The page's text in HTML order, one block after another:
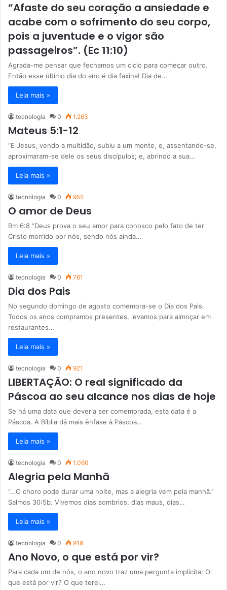
“Afaste do seu coração a ansiedade e
acabe com o sofrimento do seu corpo,
pois a juventude e o vigor são
passageiros”. (Ec 11:10)
Agrada-me pensar que fechamos um ciclo para começar outro.
Então esse último dia do ano é dia faxina! Dia de…
Leia mais »
tecnologia 0 1.263
Mateus 5:1-12
“E Jesus, vendo a multidão, subiu a um monte, e, assentando-se,
aproximaram-se dele os seus discípulos; e, abrindo a sua…
Leia mais »
tecnologia 0 955
O amor de Deus
Rm 6:8 “Deus prova o seu amor para conosco pelo fato de ter
Cristo morrido por nós, sendo nós ainda…
Leia mais »
tecnologia 0 761
Dia dos Pais
No segundo domingo de agosto comemora-se o Dia dos Pais.
Todos os anos compramos presentes, levamos para almoçar em
restaurantes…
Leia mais »
tecnologia 0 921
LIBERTAÇÃO: O real significado da
Páscoa ao seu alcance nos dias de hoje
Se há uma data que deveria ser comemorada, esta data é a
Páscoa. A Bíblia dá mais ênfase à Páscoa…
Leia mais »
tecnologia 0 1.060
Alegria pela Manhã
“…O choro pode durar uma noite, mas a alegria vem pela manhã.”
Salmos 30:5b. Vivemos dias sombrios, dias maus, dias…
Leia mais »
tecnologia 0 919
Ano Novo, o que está por vir?
Para cada um de nós, o ano novo traz uma pergunta implícita: O
que está por vir? O que terei…